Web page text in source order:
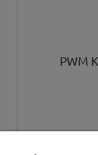
PWM